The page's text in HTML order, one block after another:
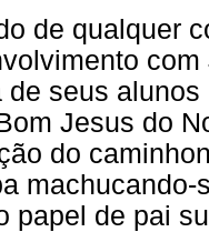
de qualquer
de seus
Jesus do
do
papel de pai